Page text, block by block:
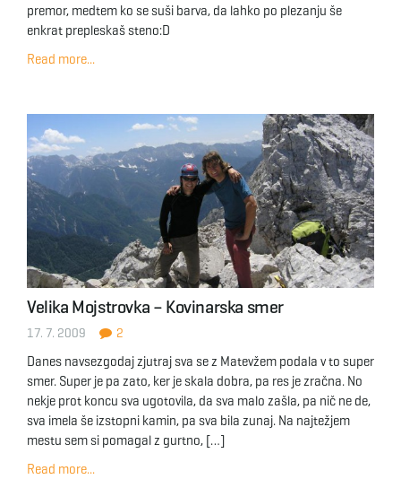
premor, medtem ko se suši barva, da lahko po plezanju še
enkrat prepleskaš steno:D
Read more...
Velika Mojstrovka – Kovinarska smer
17. 7. 2009 2
Danes navsezgodaj zjutraj sva se z Matevžem podala v to super
smer. Super je pa zato, ker je skala dobra, pa res je zračna. No
nekje prot koncu sva ugotovila, da sva malo zašla, pa nič ne de,
sva imela še izstopni kamin, pa sva bila zunaj. Na najtežjem
mestu sem si pomagal z gurtno, […]
Read more...